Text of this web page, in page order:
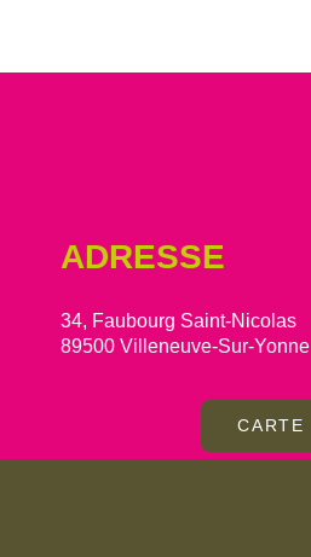
ADRESSE
34, Faubourg Saint-Nicolas
89500 Villeneuve-Sur-Yonne
CARTE